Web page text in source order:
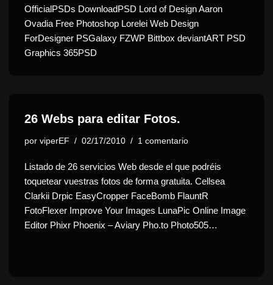
OfficialPSDs DownloadPSD Lord of Design Aaron
Ovadia Free Photoshop Lorelei Web Design
ForDesigner PSGalaxy FZWP Bittbox deviantART PSD
Graphics 365PSD
26 Webs para editar Fotos.
por viperEF 02/17/2010 1 comentario
Listado de 26 servicios Web desde el que podréis
toquetear vuestras fotos de forma gratuita. Cellsea
Clarkii Drpic EasyCropper FaceBomb FlauntR
FotoFlexer Improve Your Images LunaPic Online Image
Editor Phixr Phoenix – Aviary Pho.to Photo505…